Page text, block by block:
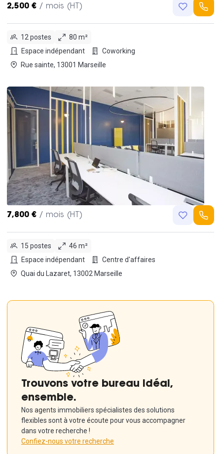
2,500 € / mois (HT)
12 postes
80 m²
Espace indépendant
Coworking
Rue sainte, 13001 Marseille
7,800 € / mois (HT)
15 postes
46 m²
Espace indépendant
Centre d'affaires
Quai du Lazaret, 13002 Marseille
Trouvons votre bureau idéal,
ensemble.
Nos agents immobiliers spécialistes des solutions
flexibles sont à votre écoute pour vous accompagner
dans votre recherche !
Confiez-nous votre recherche